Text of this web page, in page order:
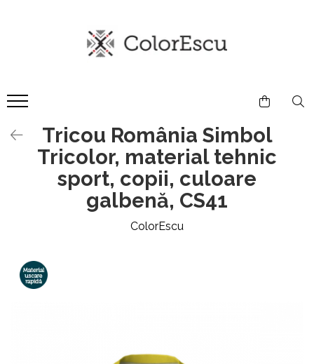
Toate produsele
Tricouri bărbați
Tricouri copii
Tricouri polo
Tricouri sport tehnice
Bluze si hanorace
Bluze si hanorace bărbați
sport
Pantaloni
Tricou România Simbol
Tricolor, material tehnic
sport, copii, culoare
galbenă, CS41
ColorEscu